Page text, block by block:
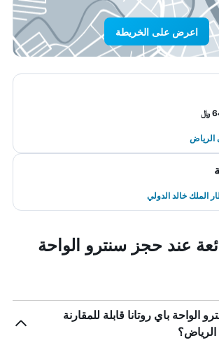
اعرض على الخريطة
الرياض
الملك خالد الدولي
عند حجز سنترو الواحة
الواحة باي روتانا قابلة للمقارنة